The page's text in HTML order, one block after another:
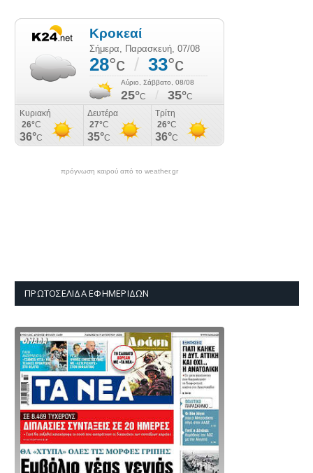
πρόγνωση καιρού από το weather.gr
ΠΡΩΤΟΣΈΛΙΔΑ ΕΦΗΜΕΡΊΔΩΝ